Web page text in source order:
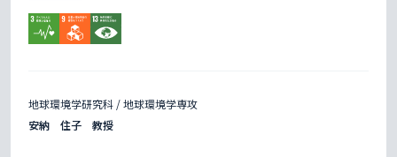
地球環境学研究科 / 地球環境学専攻
安納 住子 教授